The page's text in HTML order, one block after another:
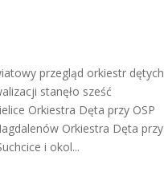
przegląd orkiestr dętych
stanęło sześć
Orkiestra Dęta przy OSP
Orkiestra Dęta przy
i okol...